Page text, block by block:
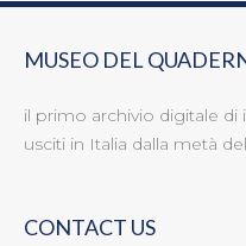
MUSEO DEL
il primo archivio digitale
usciti in Italia dalla metà
CONTACT US